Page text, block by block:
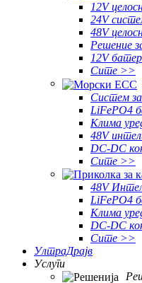
12V
24V
48V
Решение
12V
Сите >>
Систем
LiFePO4
Клима
48V
DC-DC
Сите >>
48V
LiFePO4
Клима
DC-DC
Сите >>
УлтраДрајв
Услуги